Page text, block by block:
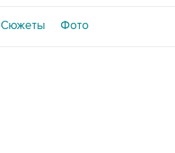
Сюжеты Фото